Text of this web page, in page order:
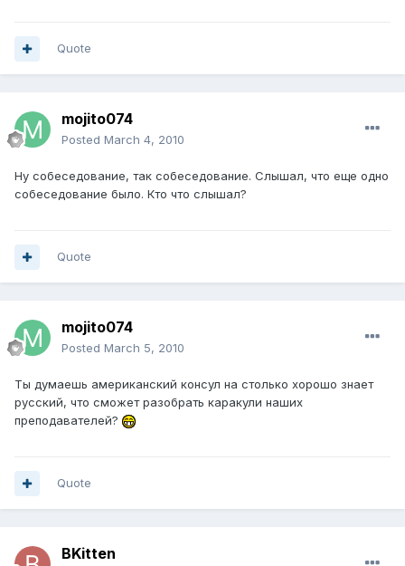
Quote
mojito074
Posted March 4, 2010
Ну собеседование, так собеседование. Слышал, что еще одно
собеседование было. Кто что слышал?
Quote
mojito074
Posted March 5, 2010
Ты думаешь американский консул на столько хорошо знает
русский, что сможет разобрать каракули наших
преподавателей?
Quote
BKitten